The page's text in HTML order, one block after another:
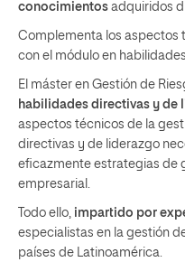
conocimientos adquiridos
Complementa los aspectos
con el módulo en
El máster en Gestión de
habilidades directivas y de
aspectos técnicos de la
directivas y de liderazgo
eficazmente estrategias de
empresarial.
Todo ello, impartido por
especialistas en la gestión
países de Latinoamérica.